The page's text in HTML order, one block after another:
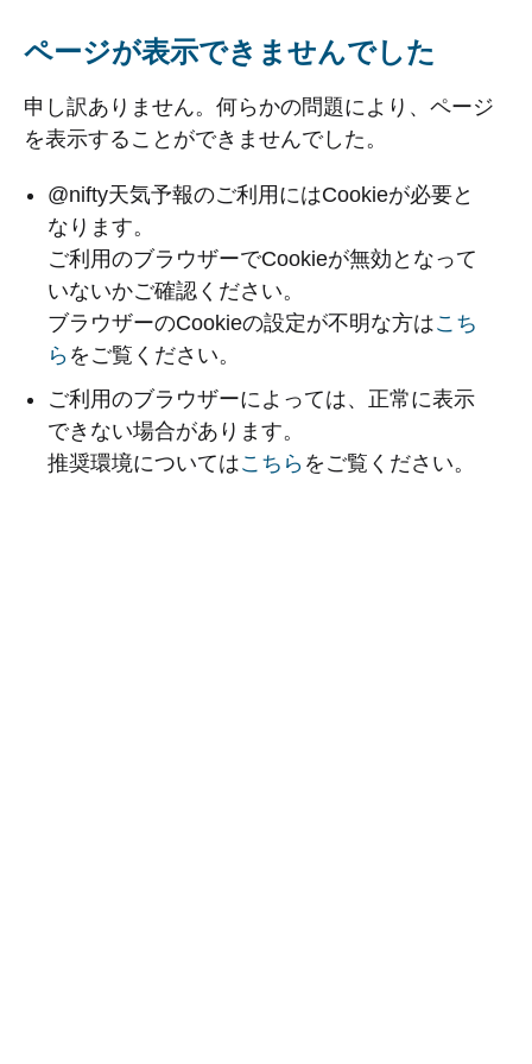
ページが表示できませんでした
申し訳ありません。何らかの問題により、ページ
を表示することができませんでした。
@nifty天気予報のご利用にはCookieが必要と
なります。
ご利用のブラウザーでCookieが無効となって
いないかご確認ください。
ブラウザーのCookieの設定が不明な方はこち
ら をご覧ください。
ご利用のブラウザーによっては、正常に表示
できない場合があります。
推奨環境についてはこちら をご覧ください。